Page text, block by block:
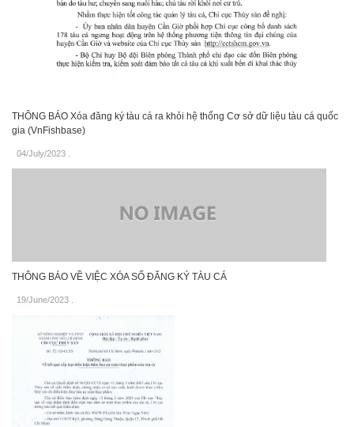
THÔNG BÁO Xóa đăng ký tàu cá ra khỏi hệ thống Cơ sở dữ liệu tàu cá quốc
gia (VnFishbase)
04/July/2023
THÔNG BÁO VỀ VIỆC XÓA SỐ ĐĂNG KÝ TÀU CÁ
19/June/2023